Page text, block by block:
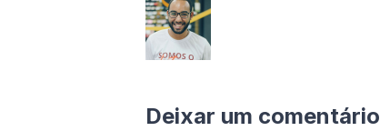
Deixar um comentário